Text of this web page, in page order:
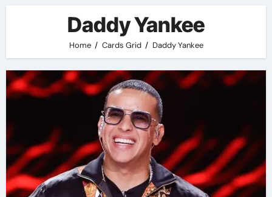
Daddy Yankee
Home Cards Grid Daddy Yankee